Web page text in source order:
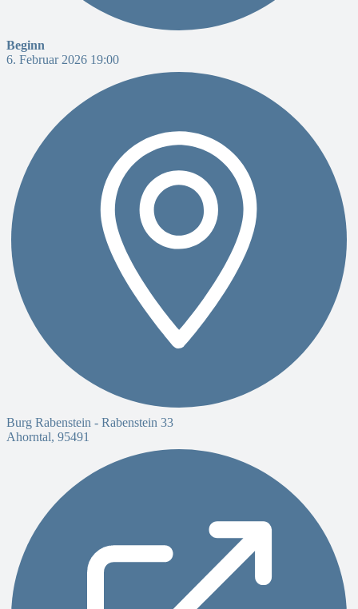
Beginn
6. Februar 2026 19:00
Burg Rabenstein - Rabenstein 33
Ahorntal, 95491